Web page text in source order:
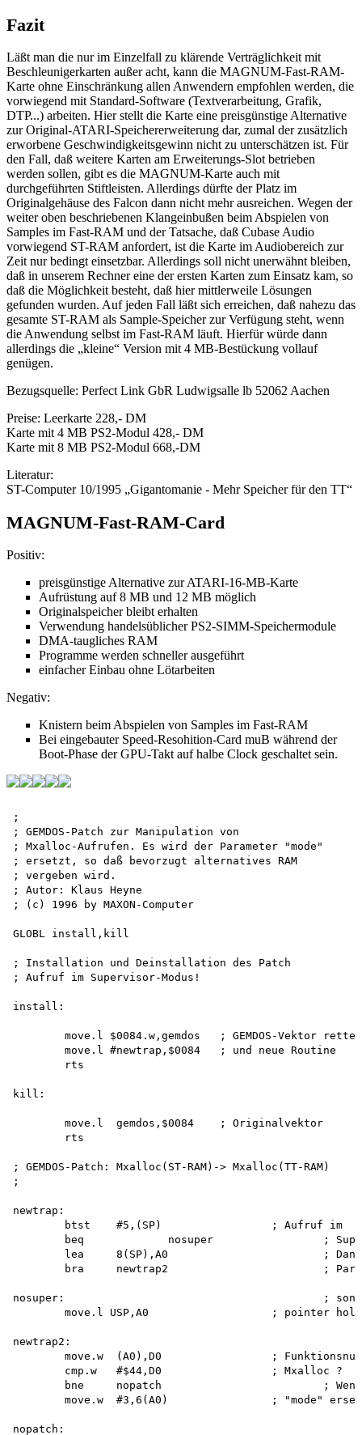
Fazit
Läßt man die nur im Einzelfall zu klärende Verträglichkeit mit
Beschleunigerkarten außer acht, kann die MAGNUM-Fast-RAM-
Karte ohne Einschränkung allen Anwendern empfohlen werden, die
vorwiegend mit Standard-Software (Textverarbeitung, Grafik,
DTP...) arbeiten. Hier stellt die Karte eine preisgünstige Alternative
zur Original-ATARI-Speichererweiterung dar, zumal der zusätzlich
erworbene Geschwindigkeitsgewinn nicht zu unterschätzen ist. Für
den Fall, daß weitere Karten am Erweiterungs-Slot betrieben
werden sollen, gibt es die MAGNUM-Karte auch mit
durchgeführten Stiftleisten. Allerdings dürfte der Platz im
Originalgehäuse des Falcon dann nicht mehr ausreichen. Wegen der
weiter oben beschriebenen Klangeinbußen beim Abspielen von
Samples im Fast-RAM und der Tatsache, daß Cubase Audio
vorwiegend ST-RAM anfordert, ist die Karte im Audiobereich zur
Zeit nur bedingt einsetzbar. Allerdings soll nicht unerwähnt bleiben,
daß in unserem Rechner eine der ersten Karten zum Einsatz kam, so
daß die Möglichkeit besteht, daß hier mittlerweile Lösungen
gefunden wurden. Auf jeden Fall läßt sich erreichen, daß nahezu das
gesamte ST-RAM als Sample-Speicher zur Verfügung steht, wenn
die Anwendung selbst im Fast-RAM läuft. Hierfür würde dann
allerdings die „kleine“ Version mit 4 MB-Bestückung vollauf
genügen.
Bezugsquelle: Perfect Link GbR Ludwigsalle lb 52062 Aachen
Preise: Leerkarte 228,- DM
Karte mit 4 MB PS2-Modul 428,- DM
Karte mit 8 MB PS2-Modul 668,-DM
Literatur:
ST-Computer 10/1995 „Gigantomanie - Mehr Speicher für den TT“
MAGNUM-Fast-RAM-Card
Positiv:
preisgünstige Alternative zur ATARI-16-MB-Karte
Aufrüstung auf 8 MB und 12 MB möglich
Originalspeicher bleibt erhalten
Verwendung handelsüblicher PS2-SIMM-Speichermodule
DMA-taugliches RAM
Programme werden schneller ausgeführt
einfacher Einbau ohne Lötarbeiten
Negativ:
Knistern beim Abspielen von Samples im Fast-RAM
Bei eingebauter Speed-Resohition-Card muB während der
Boot-Phase der GPU-Takt auf halbe Clock geschaltet sein.
;
; GEMDOS-Patch zur Manipulation von
; Mxalloc-Aufrufen. Es wird der Parameter "mode"
; ersetzt, so daß bevorzugt alternatives RAM
; vergeben wird.
; Autor: Klaus Heyne
; (c) 1996 by MAXON-Computer
GLOBL install,kill
; Installation und Deinstallation des Patch
; Aufruf im Supervisor-Modus!
install:
kill:
; GEMDOS-Patch: Mxalloc(ST-RAM)-> Mxalloc(TT-RAM)
;
newtrap:
nosuper:					; sonst Dserstack-
newtrap2:
nopatch: